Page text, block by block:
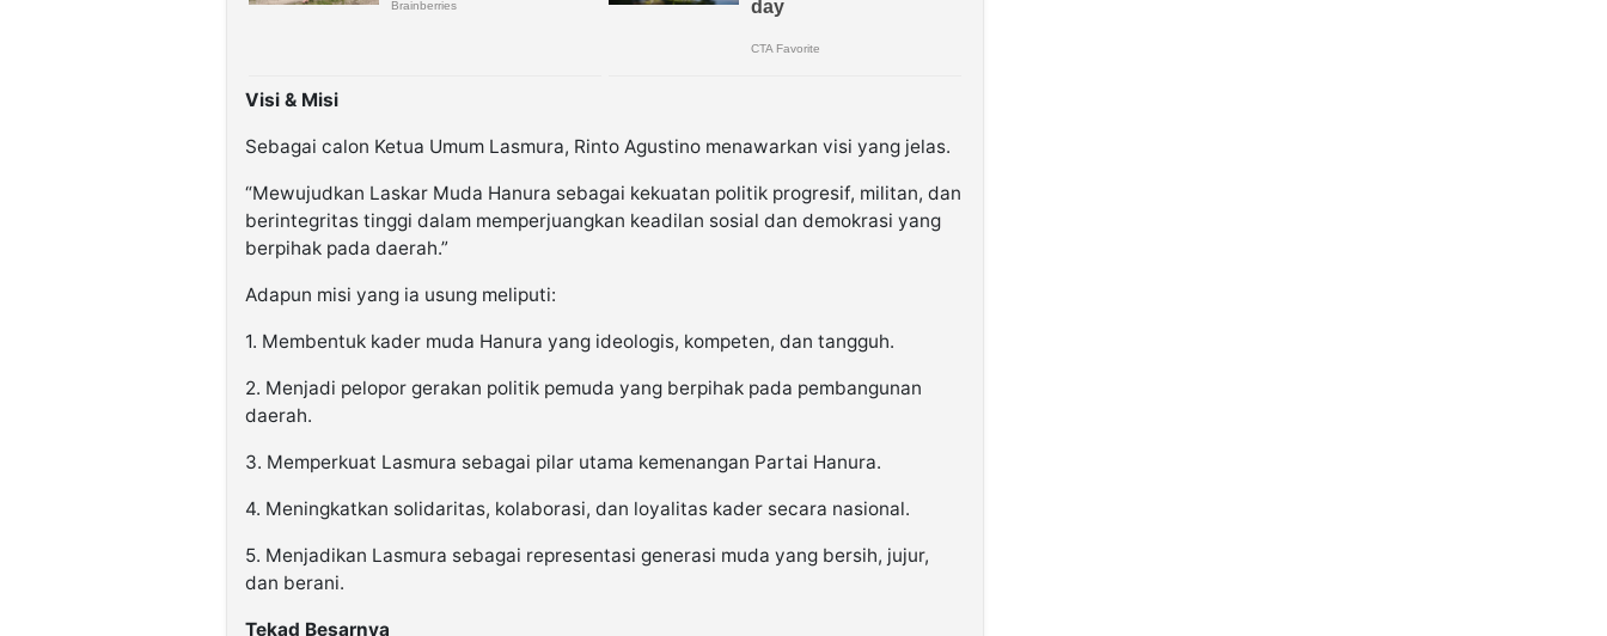
Visi & Misi
Sebagai calon Ketua Umum Lasmura, Rinto Agustino menawarkan visi yang jelas.
“Mewujudkan Laskar Muda Hanura sebagai kekuatan politik progresif, militan, dan
berintegritas tinggi dalam memperjuangkan keadilan sosial dan demokrasi yang
berpihak pada daerah.”
Adapun misi yang ia usung meliputi:
1. Membentuk kader muda Hanura yang ideologis, kompeten, dan tangguh.
2. Menjadi pelopor gerakan politik pemuda yang berpihak pada pembangunan
daerah.
3. Memperkuat Lasmura sebagai pilar utama kemenangan Partai Hanura.
4. Meningkatkan solidaritas, kolaborasi, dan loyalitas kader secara nasional.
5. Menjadikan Lasmura sebagai representasi generasi muda yang bersih, jujur,
dan berani.
Tekad Besarnya